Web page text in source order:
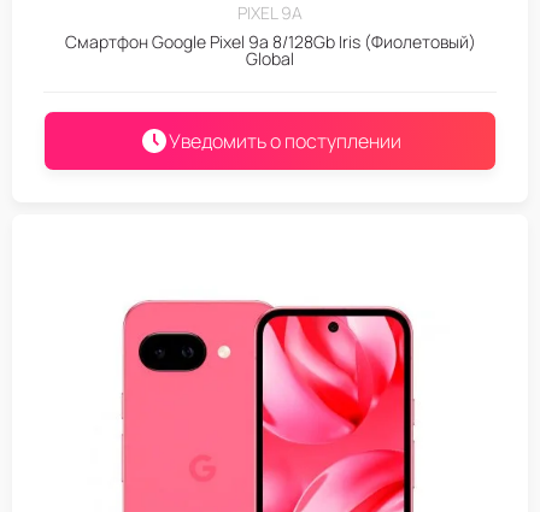
PIXEL 9A
Смартфон Google Pixel 9a 8/128Gb Iris (Фиолетовый)
Global
Уведомить о поступлении